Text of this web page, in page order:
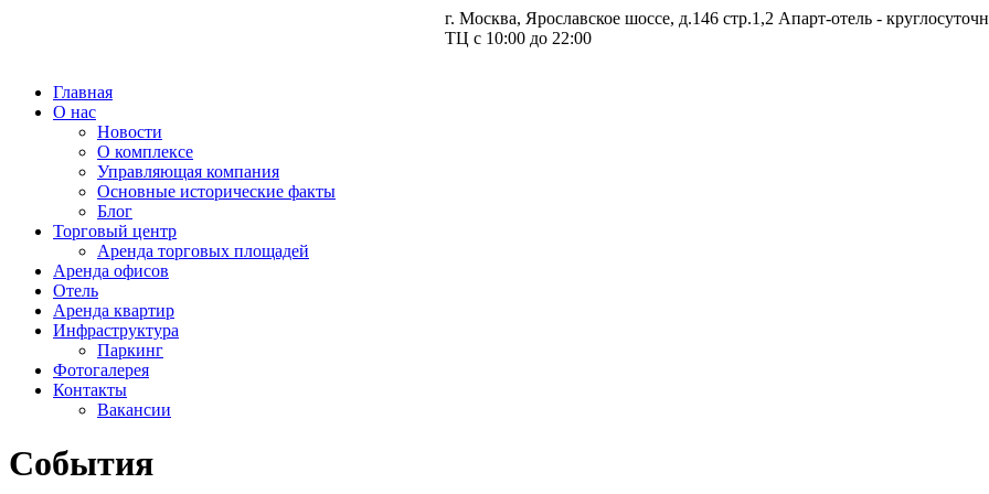
г. Москва, Ярославское шоссе, д.146 стр.1,2 Апарт-отель -
ТЦ с 10:00 до 22:00
Главная
О нас
Новости
О комплексе
Управляющая компания
Основные исторические факты
Блог
Торговый центр
Аренда торговых площадей
Аренда офисов
Отель
Аренда квартир
Инфраструктура
Паркинг
Фотогалерея
Контакты
Вакансии
События